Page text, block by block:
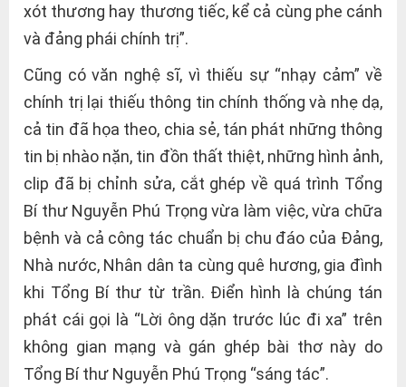
xót thương hay thương tiếc, kể cả cùng phe cánh
và đảng phái chính trị”.
Cũng có văn nghệ sĩ, vì thiếu sự “nhạy cảm” về
chính trị lại thiếu thông tin chính thống và nhẹ dạ,
cả tin đã họa theo, chia sẻ, tán phát những thông
tin bị nhào nặn, tin đồn thất thiệt, những hình ảnh,
clip đã bị chỉnh sửa, cắt ghép về quá trình Tổng
Bí thư Nguyễn Phú Trọng vừa làm việc, vừa chữa
bệnh và cả công tác chuẩn bị chu đáo của Đảng,
Nhà nước, Nhân dân ta cùng quê hương, gia đình
khi Tổng Bí thư từ trần. Điển hình là chúng tán
phát cái gọi là “Lời ông dặn trước lúc đi xa” trên
không gian mạng và gán ghép bài thơ này do
Tổng Bí thư Nguyễn Phú Trọng “sáng tác”.